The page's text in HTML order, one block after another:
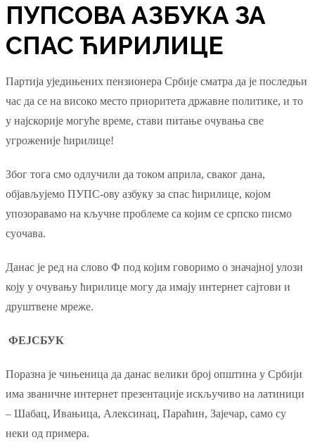
ПУПСОВА АЗБУКА ЗА
СПАС ЋИРИЛИЦЕ
Партија уједињених пензионера Србије сматра да је последњи
час да се на високо место приоритета државне политике, и то
у најскорије могуће време, стави питање очувања све
угроженије ћирилице!
Због тога смо одлучили да током априла, сваког дана,
објављујемо ПУПС-ову азбуку за спас ћирилице, којом
упозоравамо на кључне проблеме са којим се српско писмо
суочава.
Данас је ред на слово Ф под којим говоримо о значајној улози
коју у очувању ћирилице могу да имају интернет сајтови и
друштвене мреже.
ФЕЈСБУК
Поразна је чињеница да данас велики број општина у Србији
има званичне интернет презентације искључиво на латиници
– Шабац, Ивањица, Алексинац, Параћин, Зајечар, само су
неки од примера.